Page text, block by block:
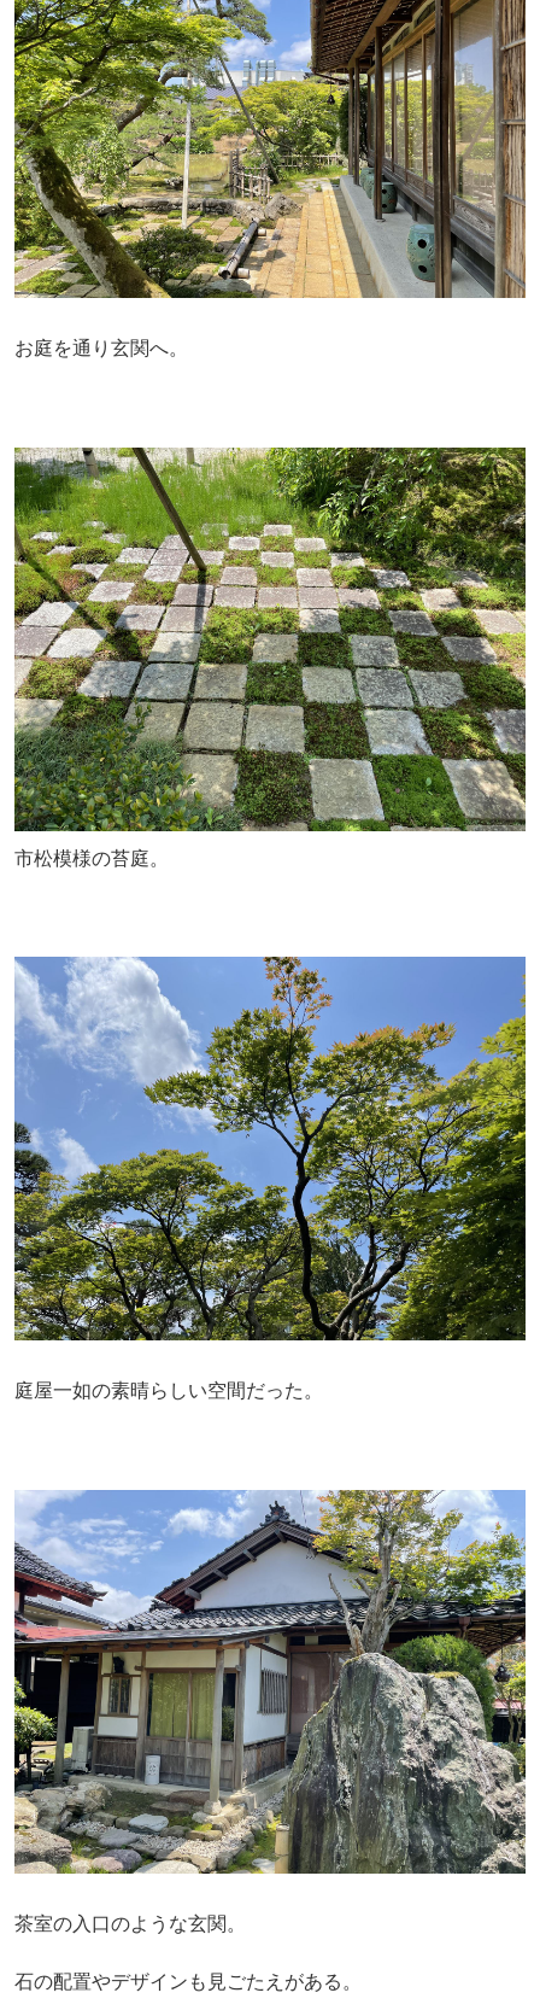
お庭を通り玄関へ。
市松模様の苔庭。
庭屋一如の素晴らしい空間だった。
茶室の入口のような玄関。
石の配置やデザインも見ごたえがある。